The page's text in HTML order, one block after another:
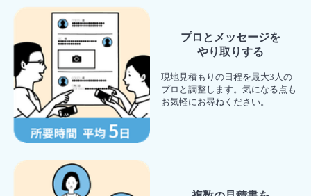
プロとメッセージを
やり取りする
現地見積もりの日程を最大3人の
プロと調整します。気になる点も
お気軽にお尋ねください。